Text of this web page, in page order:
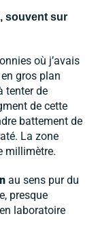
souvent sur
où j’avais
gros plan
tenter de
de cette
battement de
La zone
millimètre.
au sens pur du
presque
laboratoire